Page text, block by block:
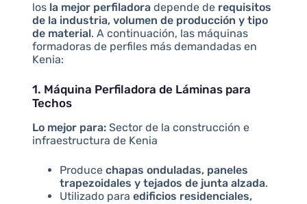
los la mejor perfiladoradepende de requisitos
de la industria, volumen de producción y tipo
de material. A continuación, las máquinas
formadoras de perfiles más demandadas en
Kenia:
1. Máquina Perfiladora de Láminas para
Techos
Lo mejor para:Sector de la construcción e
infraestructura de Kenia
Produce chapas onduladas, paneles
trapezoidales y tejados de junta alzada.
Utilizado para edificios residenciales,